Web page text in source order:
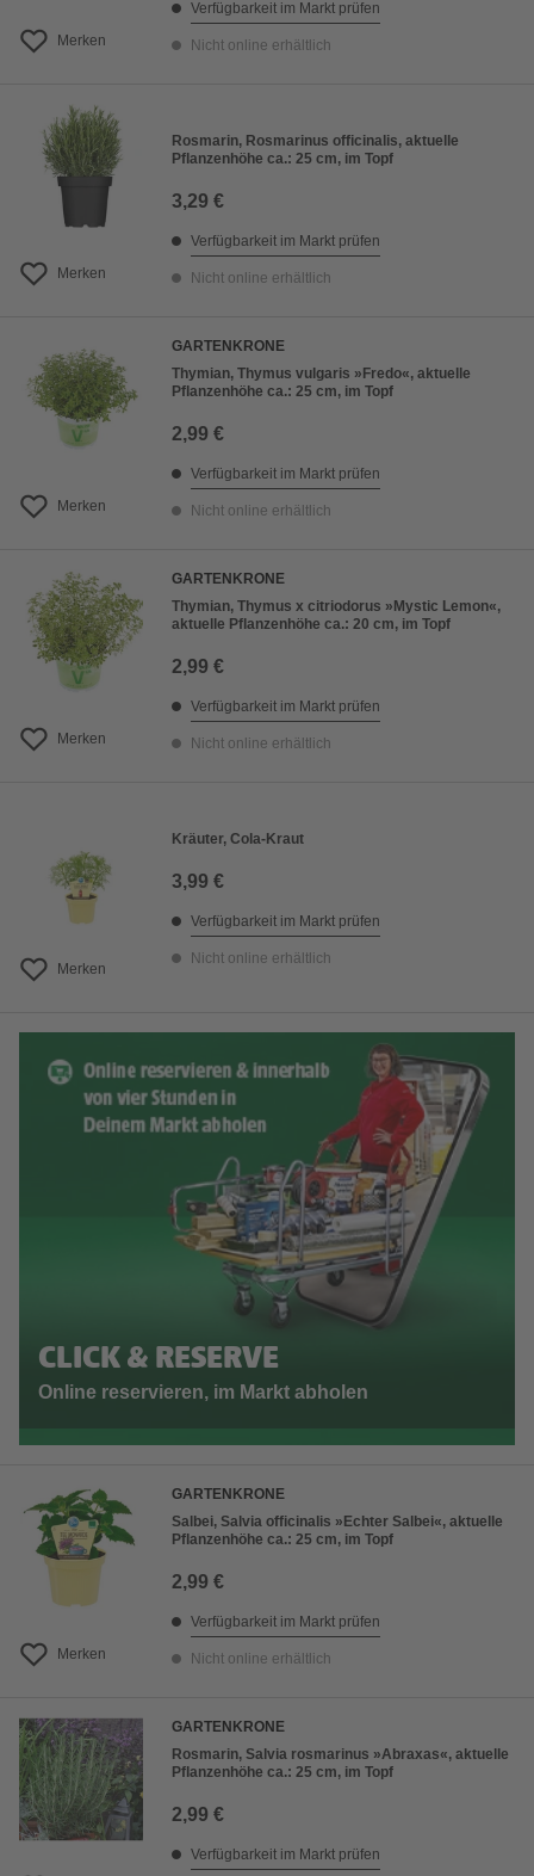
Merken
Verfügbarkeit im Markt prüfen
Nicht online erhältlich
Merken
Rosmarin, Rosmarinus officinalis, aktuelle
Pflanzenhöhe ca.: 25 cm, im Topf
3,29 €
Verfügbarkeit im Markt prüfen
Nicht online erhältlich
Merken
GARTENKRONE
Thymian, Thymus vulgaris »Fredo«, aktuelle
Pflanzenhöhe ca.: 25 cm, im Topf
2,99 €
Verfügbarkeit im Markt prüfen
Nicht online erhältlich
Merken
GARTENKRONE
Thymian, Thymus x citriodorus »Mystic Lemon«,
aktuelle Pflanzenhöhe ca.: 20 cm, im Topf
2,99 €
Verfügbarkeit im Markt prüfen
Nicht online erhältlich
Merken
Kräuter, Cola-Kraut
3,99 €
Verfügbarkeit im Markt prüfen
Nicht online erhältlich
CLICK & RESERVE
Online reservieren, im Markt abholen
Merken
GARTENKRONE
Salbei, Salvia officinalis »Echter Salbei«, aktuelle
Pflanzenhöhe ca.: 25 cm, im Topf
2,99 €
Verfügbarkeit im Markt prüfen
Nicht online erhältlich
GARTENKRONE
Rosmarin, Salvia rosmarinus »Abraxas«, aktuelle
Pflanzenhöhe ca.: 25 cm, im Topf
2,99 €
Verfügbarkeit im Markt prüfen